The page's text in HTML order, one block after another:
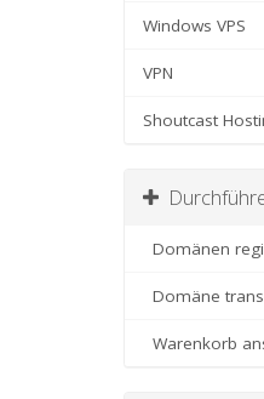
Windows VPS
VPN
Shoutcast
Domänen
Domäne
Warenkorb